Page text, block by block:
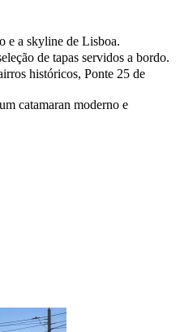
e a skyline de Lisboa.
de tapas servidos a bordo.
históricos, Ponte 25 de
catamaran moderno e